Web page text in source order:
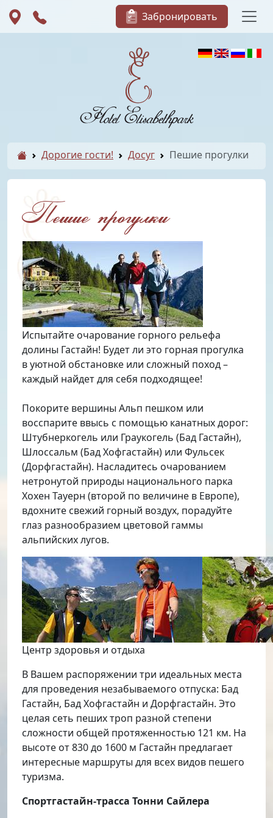
Забронировать
Дорогие гости! Досуг Пешие прогулки
Пешие прогулки
Испытайте очарование горного рельефа
долины Гастайн! Будет ли это горная прогулка
в уютной обстановке или сложный поход –
каждый найдет для себя подходящее!
Покорите вершины Альп пешком или
восспарите ввысь с помощью канатных дорог:
Штубнеркогель или Граукогель (Бад Гастайн),
Шлоссальм (Бад Хофгастайн) или Фульсек
(Дорфгастайн). Насладитесь очарованием
нетронутой природы национального парка
Хохен Тауерн (второй по величине в Европе),
вдохните свежий горный воздух, порадуйте
глаз разнообразием цветовой гаммы
альпийских лугов.
Центр здоровья и отдыха
В Вашем распоряжении три идеальных места
для проведения незабываемого отпуска: Бад
Гастайн, Бад Хофгастайн и Дорфгастайн. Это
целая сеть пеших троп разной степени
сложности общей протяженностью 121 км. На
высоте от 830 до 1600 м Гастайн предлагает
интересные маршруты для всех видов пешего
туризма.
Спортгастайн-трасса Тонни Сайлера